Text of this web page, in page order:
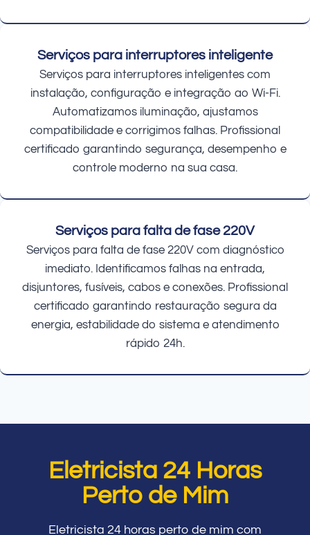
Serviços para interruptores inteligente
Serviços para interruptores inteligentes com
instalação, configuração e integração ao Wi-Fi.
Automatizamos iluminação, ajustamos
compatibilidade e corrigimos falhas. Profissional
certificado garantindo segurança, desempenho e
controle moderno na sua casa.
Serviços para falta de fase 220V
Serviços para falta de fase 220V com diagnóstico
imediato. Identificamos falhas na entrada,
disjuntores, fusíveis, cabos e conexões. Profissional
certificado garantindo restauração segura da
energia, estabilidade do sistema e atendimento
rápido 24h.
Eletricista 24 Horas
Perto de Mim
Eletricista 24 horas perto de mim com